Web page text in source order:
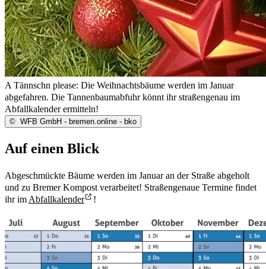
A Tännschn please: Die Weihnachtsbäume werden im Januar
abgefahren. Die Tannenbaumabfuhr könnt ihr straßengenau im
Abfallkalender ermitteln!
© WFB GmbH - bremen.online - bko
Auf einen Blick
Abgeschmückte Bäume werden im Januar an der Straße abgeholt
und zu Bremer Kompost verarbeitet! Straßengenaue Termine findet
ihr im Abfallkalender !